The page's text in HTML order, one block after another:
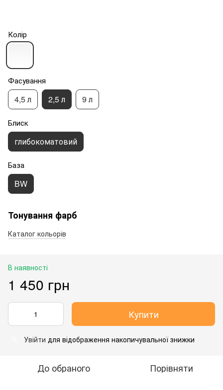
Колір
Фасування
4,5 л 2,5 л 9 л
Блиск
глибокоматовий
База
BW
Тонування фарб
Каталог кольорів
В наявності
1 450 грн
Купити
Увійти для відображення накопичувальної знижки
До обраного Порівняти